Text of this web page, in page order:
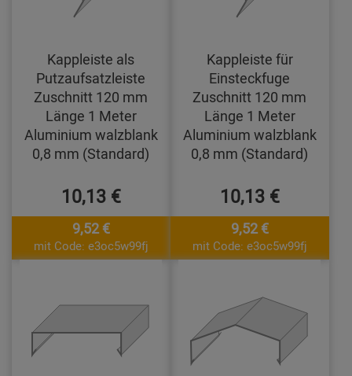
Kappleiste als
Putzaufsatzleiste
Zuschnitt 120 mm
Länge 1 Meter
Aluminium walzblank
0,8 mm (Standard)
10,13 €
9,52 €
mit Code: e3oc5w99fj
Kappleiste für
Einsteckfuge
Zuschnitt 120 mm
Länge 1 Meter
Aluminium walzblank
0,8 mm (Standard)
10,13 €
9,52 €
mit Code: e3oc5w99fj